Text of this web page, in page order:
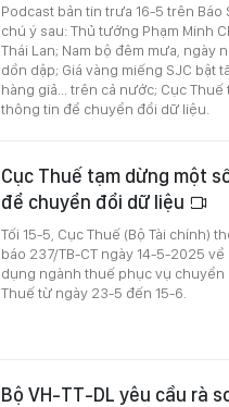
Podcast bản tin trưa 16-5 trên Báo
chú ý sau: Thủ tướng Phạm Minh
Thái Lan; Nam bộ đêm mưa, ngày
dồn dập; Giá vàng miếng SJC bật
hàng giả... trên cả nước; Cục
thông tin để chuyển đổi dữ liệu.
Cục Thuế tạm dừng một
để chuyển đổi dữ liệu
Tối 15-5, Cục Thuế (Bộ Tài chính)
báo 237/TB-CT ngày 14-5-2025
dụng ngành thuế phục vụ chuyển
Thuế từ ngày 23-5 đến 15-6.
Bộ VH-TT-DL yêu cầu rà